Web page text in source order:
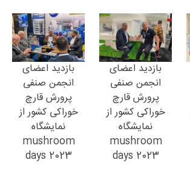
بازدید اعضای
انجمن صنفی
پرورش قارچ
خوراکی کشور از
نمایشگاه
mushroom
days 2023
بازدید اعضای
انجمن صنفی
پرورش قارچ
خوراکی کشور از
نمایشگاه
mushroom
days 2023